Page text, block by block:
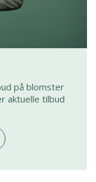
på blomster
aktuelle tilbud